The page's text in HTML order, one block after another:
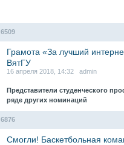
6509
Грамота «За лучший
ВятГУ
16 апреля 2018, 14:32 admin
Представители студенческого
ряде других номинаций
6876
Смогли! Баскетбольная